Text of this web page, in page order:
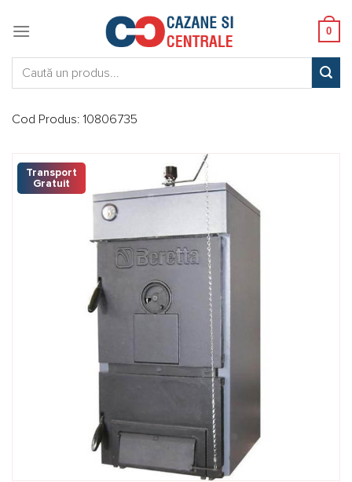
0
Cod Produs: 10806735
Transport
Gratuit